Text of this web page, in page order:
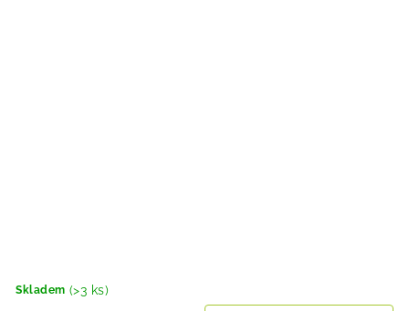
Skladem (>3 ks)